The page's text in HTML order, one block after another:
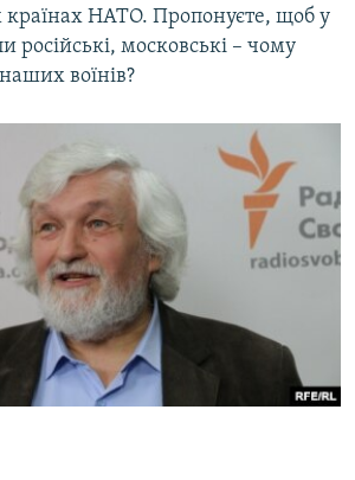
країнах НАТО. Пропонуєте, щоб у
російські, московські – чому
воїнів?